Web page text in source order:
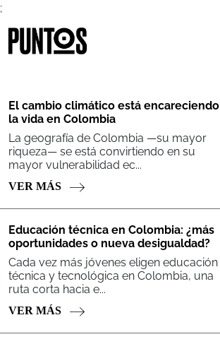
;
El cambio climático está encareciendo
la vida en Colombia
La geografía de Colombia —su mayor
riqueza— se está convirtiendo en su
mayor vulnerabilidad ec...
VER MÁS
Educación técnica en Colombia: ¿más
oportunidades o nueva desigualdad?
Cada vez más jóvenes eligen educación
técnica y tecnológica en Colombia, una
ruta corta hacia e...
VER MÁS